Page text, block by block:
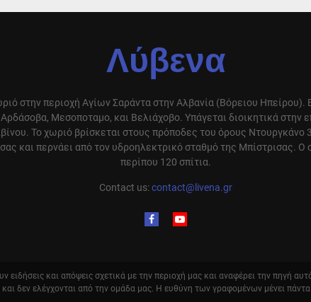
Λύβενα
στην περιοχή Αγίων Σαράντα στην Αλβανία (Βόρειου Ηπείρου).
Μεσοποταμο, και Βελιάχοβο. Υπάγεται διοικητικά στην
Το χωριό βρίσκεται στους πρόποδες του όρους Ντουργκάνο
και περνάει από τον υδροηλεκτρικό σταθμό της Μπίστρισας. Ο
περίπου 120 σπίτια.
Contact us:contact@livena.gr
και απόψεις σχετικά με την περιοχή μας και αναφέρει την πηγή
και δεν ελέγχονται από την ομάδα μας. Η ευθύνη των γραφομένων μένει